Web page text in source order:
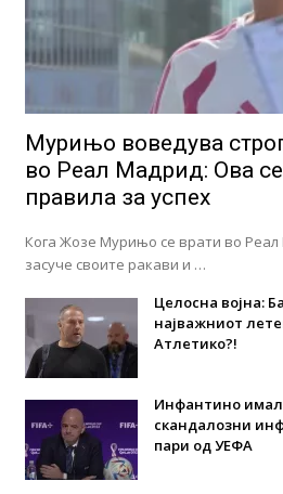
Мурињо воведува
во Реал Мадрид: Ова
правила за успех
Кога Жозе Мурињо се врати во
засуче своите ракави и …
Целосна војна:
најважниот
Атлетико?!
Инфантино
скандалозни
пари од УЕФА